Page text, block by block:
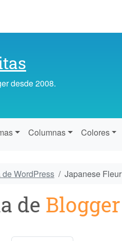
desde 2008.
Columnas Colores
WordPress Japanese Fleur
de Blogger